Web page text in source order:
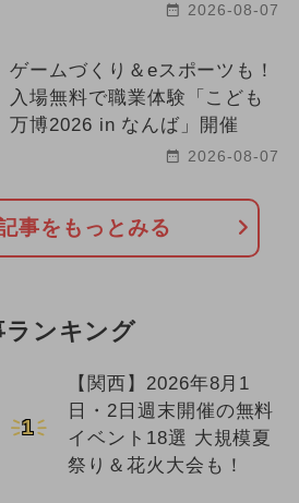
2026-08-07
ゲームづくり＆eスポーツも！
入場無料で職業体験「こども
万博2026 in なんば」開催
2026-08-07
事をもっとみる
ランキング
1
【関西】2026年8月1
日・2日週末開催の無料
イベント18選 大規模夏
祭り＆花火大会も！